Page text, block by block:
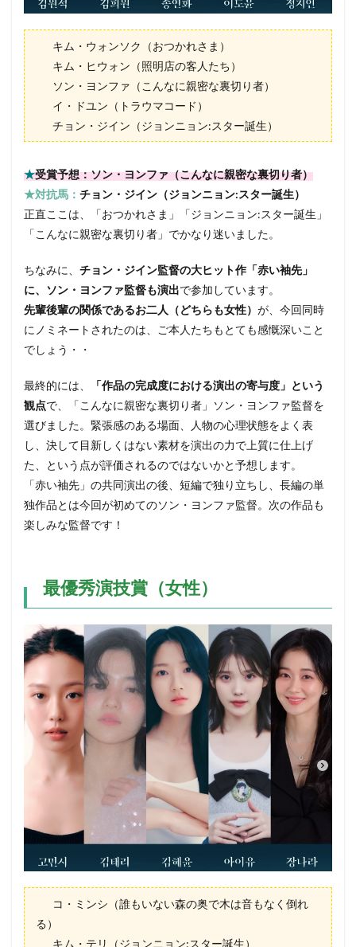
キム・ウォンソク（おつかれさま）
キム・ヒウォン（照明店の客人たち）
ソン・ヨンファ（こんなに親密な裏切り者）
イ・ドユン（トラウマコード）
チョン・ジイン（ジョンニョン:スター誕生）
★受賞予想：ソン・ヨンファ（こんなに親密な裏切り者）
★対抗馬： チョン・ジイン（ジョンニョン:スター誕生）
正直ここは、「おつかれさま」「ジョンニョン:スター誕生」
「こんなに親密な裏切り者」でかなり迷いました。
ちなみに、 チョン・ジイン監督の大ヒット作「赤い袖先」
に、ソン・ヨンファ監督も演出で参加しています。
先輩後輩の関係であるお二人（どちらも女性） が、今回同時
にノミネートされたのは、ご本人たちもとても感慨深いこと
でしょう・・
最終的には、
「作品の完成度における演出の寄与度」という
観点で、「こんなに親密な裏切り者」ソン・ヨンファ監督を
選びました。緊張感のある場面、人物の心理状態をよく表
し、決して目新しくはない素材を演出の力で上質に仕上げ
た、という点が評価されるのではないかと予想します。
「赤い袖先」の共同演出の後、短編で独り立ちし、長編の単
独作品とは今回が初めてのソン・ヨンファ監督。次の作品も
楽しみな監督です！
最優秀演技賞（女性）
コ・ミンシ（誰もいない森の奥で木は音もなく倒れ
る）
キム・テリ（ジョンニョン:スター誕生）